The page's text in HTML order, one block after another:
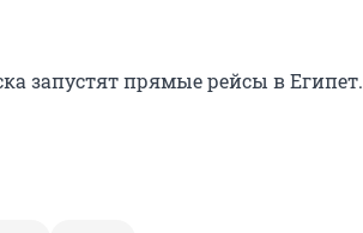
запустят прямые рейсы в Египет.